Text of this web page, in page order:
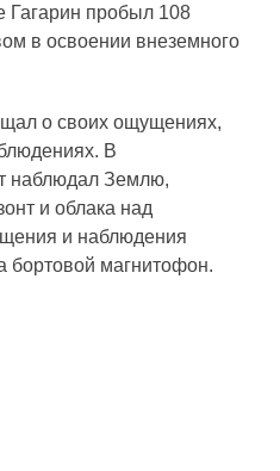
Гагарин пробыл 108
в освоении внеземного
о своих ощущениях,
В
наблюдал Землю,
и облака над
и наблюдения
бортовой магнитофон.